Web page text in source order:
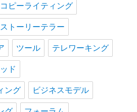
コピーライティング
ストーリーテラー
ツール テレワーキング
ド
ング ビジネスモデル